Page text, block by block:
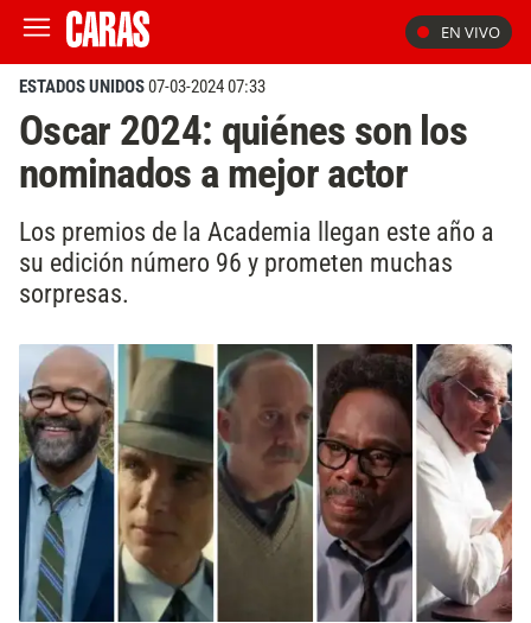
EN VIVO
ESTADOS UNIDOS07-03-2024 07:33
Oscar 2024: quiénes son los
nominados a mejor actor
Los premios de la Academia llegan este año a
su edición número 96 y prometen muchas
sorpresas.